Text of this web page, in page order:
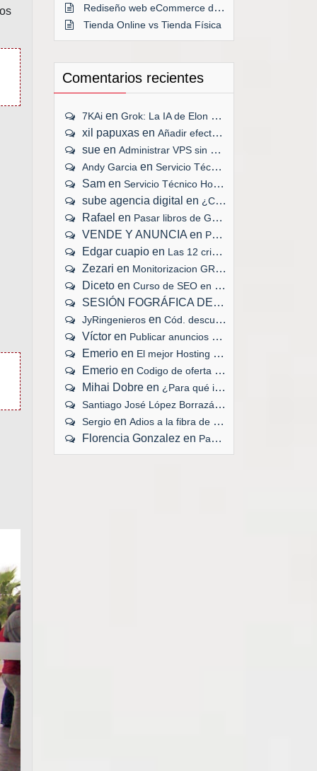
Rediseño web eCommerce desde cero
Tienda Online vs Tienda Física
Comentarios recientes
7KAi en Grok: La IA de Elon Musk ahora GRATIS
xil papuxas en Añadir efecto nieve a tu web por Navidad
sue en Administrar VPS sin panel de control
Andy Garcia en Servicio Técnico Hosting 24x7x365
Sam en Servicio Técnico Hosting 24x7x365
sube agencia digital en ¿Cuánto tiempo tarda en cargar tu web?
Rafael en Pasar libros de Google Play a eBook
VENDE Y ANUNCIA en Publicar anuncios gratis en Internet
Edgar cuapio en Las 12 criptomonedas mejor valoradas
Zezari en Monitorizacion GRATIS de servidores web
Diceto en Curso de SEO en tu ciudad
SESIÓN FOGRÁFICA DEL RECIÉN NACIDO
JyRingenieros en Cód. descuento, congreso #ActitudSocial
Víctor en Publicar anuncios gratis en Internet
Emerio en El mejor Hosting VPS en España
Emerio en Codigo de oferta Cubenode Hosting
Mihai Dobre en ¿Para qué instalar un certificado SSL?
Santiago José López Borrazás en
Sergio en Adios a la fibra de Movistar
Florencia Gonzalez en Pasar libros de Google Play a eBook